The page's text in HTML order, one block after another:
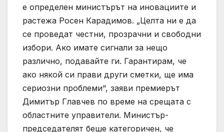
е определен министърът на иновациите и
растежа Росен Карадимов. „Целта ни е да
се проведат честни, прозрачни и свободни
избори. Ако имате сигнали за нещо
различно, подавайте ги. Гарантирам, че
ако някой си прави други сметки, ще има
сериозни проблеми“, заяви премиерът
Димитър Главчев по време на срещата с
областните управители. Министър-
председателят беше категоричен, че